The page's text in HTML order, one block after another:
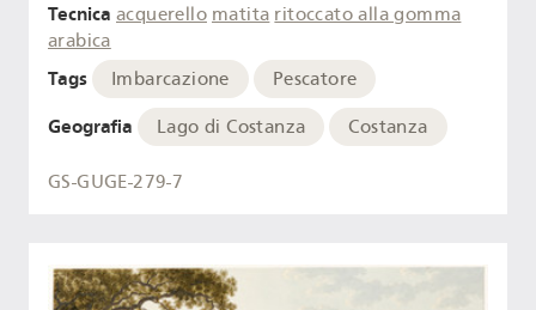
Tecnica acquerello matita ritoccato alla gomma
arabica
Tags Imbarcazione Pescatore
Geografia Lago di Costanza Costanza
GS-GUGE-279-7